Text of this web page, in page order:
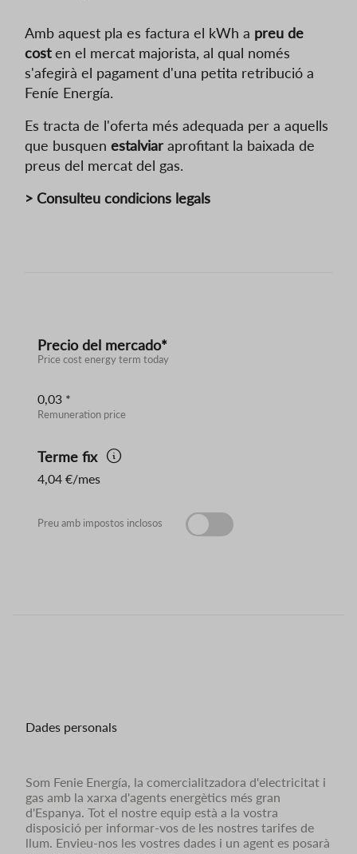
Amb aquest pla es factura el kWh a preu de
costen el mercat majorista, al qual només
s'afegirà el pagament d'una petita retribució a
Feníe Energía.
Es tracta de l'oferta més adequada per a aquells
que busquen estalviar aprofitant la baixada de
preus del mercat del gas.
> Consulteu condicions legals
Precio del mercado*
Price cost energy term today
0,03 *
Remuneration price
Terme fix
4,04 €/mes
Preu amb impostos inclosos
Dades personals
Som Fenie Energía, la comercialitzadora d'electricitat i
gas amb la xarxa d'agents energètics més gran
d'Espanya. Tot el nostre equip està a la vostra
disposició per informar-vos de les nostres tarifes de
llum. Envieu-nos les vostres dades i un agent es posarà